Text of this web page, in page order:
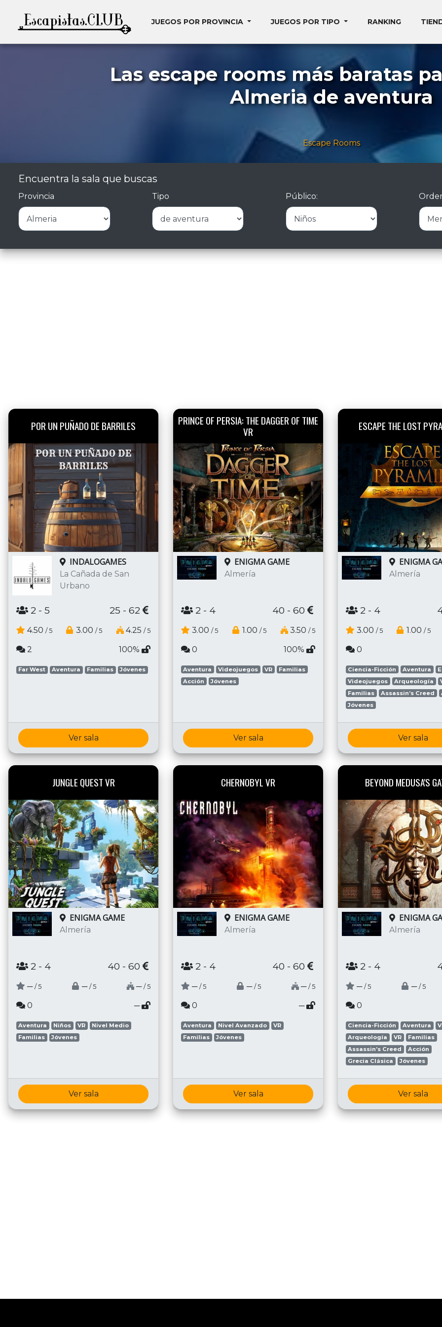
JUEGOS POR PROVINCIA JUEGOS POR TIPO RANKING
Las escape rooms más baratas
Almeria de aventura
Escape Rooms
Encuentra la sala que buscas
Provincia Tipo Público:
POR UN PUÑADO DE BARRILES
INDALOGAMES
La Cañada de San
Urbano
2 - 5 25 - 62
4.50 / 5 3.00 / 5 4.25 / 5
2 100%
Far West Aventura Familias Jóvenes
Ver sala
PRINCE OF PERSIA: THE DAGGER OF TIME
VR
ENIGMA GAME
Almería
2 - 4 40 - 60
3.00 / 5 1.00 / 5 3.50 / 5
0 100%
Aventura Videojuegos VR
Familias
Acción
Jóvenes
Ver sala
ESCAPE THE LOST
ENIGMA
Almería
2 - 4
3.00 / 5 1.00 / 5
0
Ciencia-Ficción Aventura
Videojuegos
Arqueología
Familias
Assassin’s Creed
Jóvenes
Ver sala
JUNGLE QUEST VR
ENIGMA GAME
Almería
2 - 4 40 - 60
─ / 5 ─ / 5 ─ / 5
0 ─
Aventura Niños VR
Nivel Medio
Familias
Jóvenes
Ver sala
CHERNOBYL VR
ENIGMA GAME
Almería
2 - 4 40 - 60
─ / 5 ─ / 5 ─ / 5
0 ─
Aventura Nivel Avanzado
VR
Familias
Jóvenes
Ver sala
BEYOND MEDUSA'S
ENIGMA
Almería
2 - 4
─ / 5 ─ / 5
0
Ciencia-Ficción Aventura
Arqueología
VR
Familias
Assassin’s Creed
Acción
Grecia Clásica
Jóvenes
Ver sala